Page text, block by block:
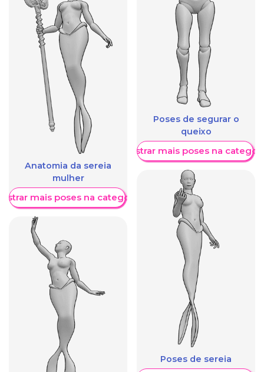
Anatomia da sereia
mulher
mais poses na categoria
Poses de segurar o
queixo
Mostrar mais poses na
Poses de sereia